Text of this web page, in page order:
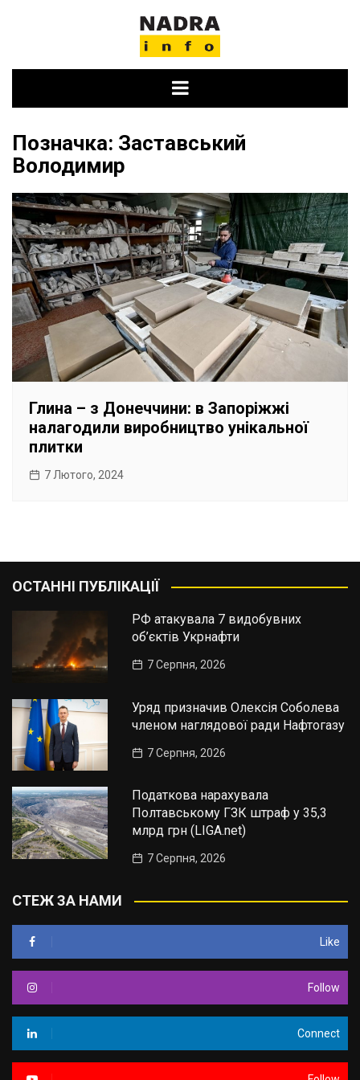
Позначка: Заставський
Володимир
Глина – з Донеччини: в Запоріжжі
налагодили виробництво унікальної
плитки
7 Лютого, 2024
ОСТАННІ ПУБЛІКАЦІЇ
РФ атакувала 7 видобувних
об’єктів Укрнафти
7 Серпня, 2026
Уряд призначив Олексія Соболева
членом наглядової ради Нафтогазу
7 Серпня, 2026
Податкова нарахувала
Полтавському ГЗК штраф у 35,3
млрд грн (LIGA.net)
7 Серпня, 2026
СТЕЖ ЗА НАМИ
Like
Follow
Connect